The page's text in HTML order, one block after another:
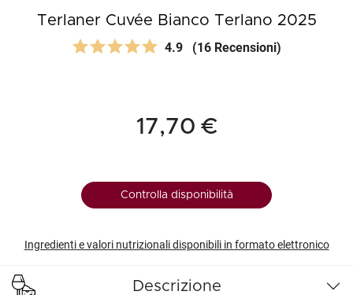
Terlaner Cuvée Bianco Terlano 2025
4.9 (16 Recensioni)
17,70 €
Controlla disponibilità
Ingredienti e valori nutrizionali disponibili in formato elettronico
Descrizione